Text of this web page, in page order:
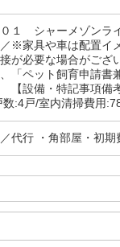
１ シャーメゾンラ
※家具や車は配置イ
が必要な場合がござ
、「ペット飼育申
備・特記事項備考
:4戸/室内清掃費用
代行 ・角部屋・初